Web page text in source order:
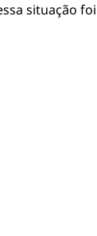
situação